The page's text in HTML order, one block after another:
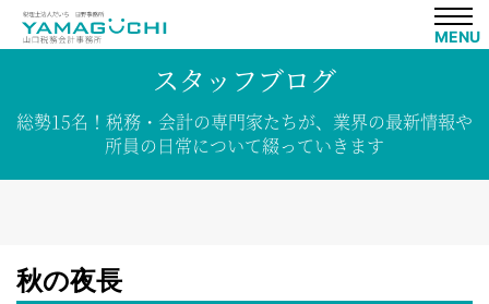
MENU
スタッフブログ
総勢15名！ 税務・会計の専門家たちが、 業界の最新情報や
所員の日常について綴っていきます
秋の夜長